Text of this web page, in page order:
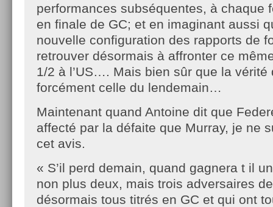
performances subséquentes, à chaque
en finale de GC; et en imaginant aussi
nouvelle configuration des rapports de
retrouver désormais à affronter ce
1/2 à l’US…. Mais bien sûr que la vérité
forcément celle du lendemain…
Maintenant quand Antoine dit que
affecté par la défaite que Murray, je ne
cet avis.
« S’il perd demain, quand gagnera t il
non plus deux, mais trois adversaires
désormais tous titrés en GC et qui ont